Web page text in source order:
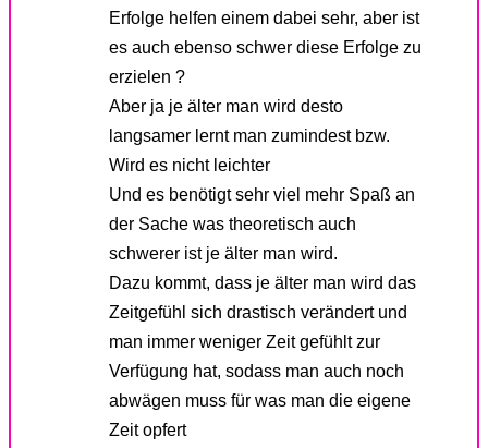
Erfolge helfen einem dabei sehr, aber ist
es auch ebenso schwer diese Erfolge zu
erzielen ?
Aber ja je älter man wird desto
langsamer lernt man zumindest bzw.
Wird es nicht leichter
Und es benötigt sehr viel mehr Spaß an
der Sache was theoretisch auch
schwerer ist je älter man wird.
Dazu kommt, dass je älter man wird das
Zeitgefühl sich drastisch verändert und
man immer weniger Zeit gefühlt zur
Verfügung hat, sodass man auch noch
abwägen muss für was man die eigene
Zeit opfert